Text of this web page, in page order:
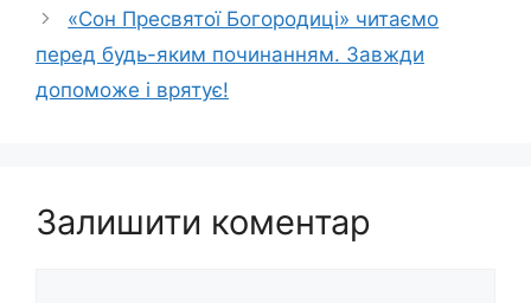
«Сон Пресвятої Богородиці» читаємо
перед будь-яким починанням. Завжди
допоможе і врятує!
Залишити коментар